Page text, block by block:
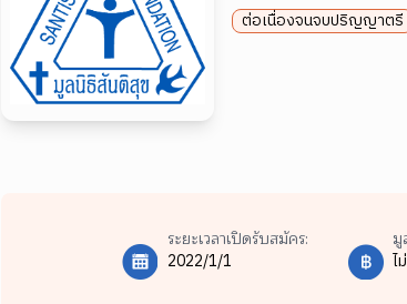
ต่อเนื่องจนจบปริญญาตรี
ระยะเวลาเปิดรับสมัคร:
2022/1/1
มู
ไ